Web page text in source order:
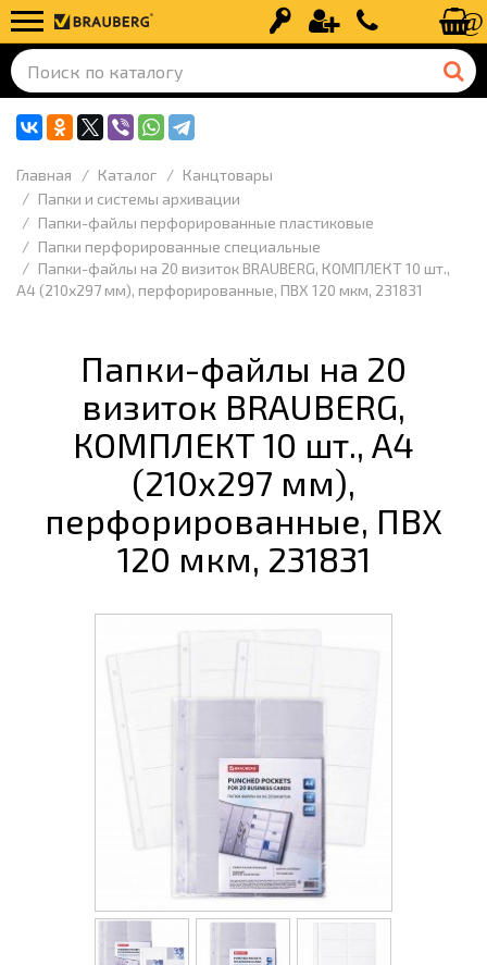
Вход Регистрация+7 (499) 110-
Главная Каталог
Канцтовары
Папки и системы архивации
Папки-файлы перфорированные пластиковые
Папки перфорированные специальные
Папки-файлы на 20 визиток BRAUBERG, КОМПЛЕКТ 10 шт.,
А4 (210х297 мм), перфорированные, ПВХ 120 мкм, 231831
Папки-файлы на 20
визиток BRAUBERG,
КОМПЛЕКТ 10 шт., А4
(210х297 мм),
перфорированные, ПВХ
120 мкм, 231831